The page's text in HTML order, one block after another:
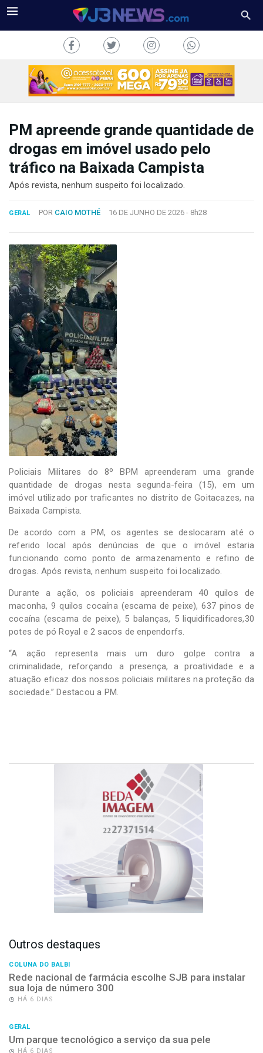
TV
COLUNAS
FALE
Copyright
2024
Desenvolvido
por
Hesea
Tecnologia
Sistemas
PM apreende grande quantidade de
drogas em imóvel usado pelo
tráfico na Baixada Campista
Após revista, nenhum suspeito foi localizado.
GERAL POR CAIO MOTHÉ 16 DE JUNHO DE 2026 - 8h28
Policiais Militares do 8º BPM apreenderam uma grande
quantidade de drogas nesta segunda-feira (15), em um
imóvel utilizado por traficantes no distrito de Goitacazes, na
Baixada Campista.
De acordo com a PM, os agentes se deslocaram até o
referido local após denúncias de que o imóvel estaria
funcionando como ponto de armazenamento e refino de
drogas. Após revista, nenhum suspeito foi localizado.
Durante a ação, os policiais apreenderam 40 quilos de
maconha, 9 quilos cocaína (escama de peixe), 637 pinos de
cocaína (escama de peixe), 5 balanças, 5 liquidificadores,30
potes de pó Royal e 2 sacos de enpendorfs.
“A ação representa mais um duro golpe contra a
criminalidade, reforçando a presença, a proatividade e a
atuação eficaz dos nossos policiais militares na proteção da
sociedade.” Destacou a PM.
Outros destaques
COLUNA DO BALBI
Rede nacional de farmácia escolhe SJB para instalar
sua loja de número 300
HÁ 6 DIAS
GERAL
Um parque tecnológico a serviço da sua pele
HÁ 6 DIAS